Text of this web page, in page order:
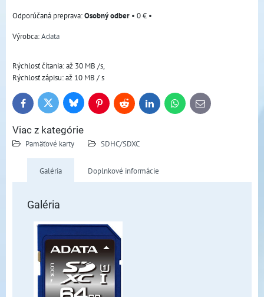
Osobný odber • 0 € •
Výrobca:Adata
Rýchlosť čítania: až 30 MB /s,
Rýchlosť zápisu: až 10 MB / s
FacebookTwitter BlueskyPinterestReddit LinkedInWhatsApp
E-
mail
Viac z kategórie
Pamäťové karty SDHC/SDXC
Galéria Doplnkové informácie
Galéria